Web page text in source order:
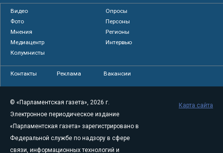
Видео
Опросы
Фото
Персоны
Мнения
Регионы
Медиацентр
Интервью
Колумнисты
Контакты Реклама Вакансии
© «Парламентская газета», 2026 г.
Электронное периодическое издание
«Парламентская газета» зарегистрировано в
Федеральной службе по надзору в сфере
связи, информационных технологий и
Карта сайта